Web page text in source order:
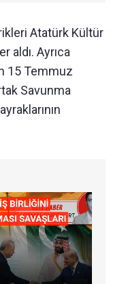
Atatürk Kültür
aldı. Ayrıca
15 Temmuz
Savunma